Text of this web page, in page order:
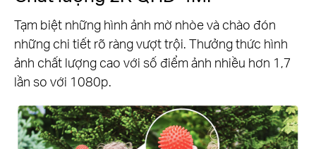
Tạm biệt những hình ảnh mờ nhòe và chào đón
những chi tiết rõ ràng vượt trội. Thưởng thức hình
ảnh chất lượng cao với số điểm ảnh nhiều hơn 1,7
lần so với 1080p.